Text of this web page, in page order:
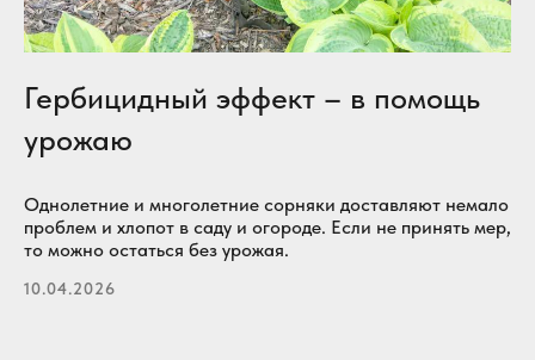
Гербицидный эффект – в помощь
урожаю
Однолетние и многолетние сорняки доставляют немало
проблем и хлопот в саду и огороде. Если не принять мер,
то можно остаться без урожая.
10.04.2026